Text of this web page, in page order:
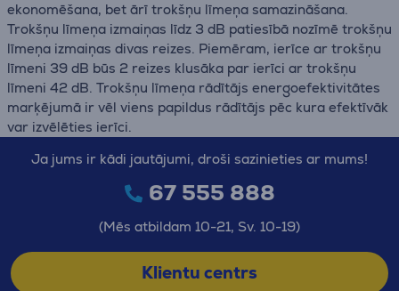
ekonomēšana, bet ārī trokšņu līmeņa samazināšana.
Trokšņu līmeņa izmaiņas līdz 3 dB patiesībā nozīmē trokšņu
līmeņa izmaiņas divas reizes. Piemēram, ierīce ar trokšņu
līmeni 39 dB būs 2 reizes klusāka par ierīci ar trokšņu
līmeni 42 dB. Trokšņu līmeņa rādītājs energoefektivitātes
marķējumā ir vēl viens papildus rādītājs pēc kura efektīvāk
var izvēlēties ierīci.
Ja jums ir kādi jautājumi, droši sazinieties ar mums!
67 555 888
(Mēs atbildam 10-21, Sv. 10-19)
Klientu centrs